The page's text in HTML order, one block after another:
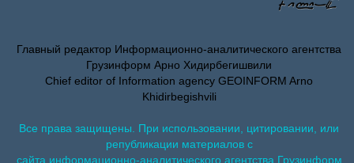
Главный редактор Информационно-аналитического агентства
Грузинформ Арно Хидирбегишвили
Chief editor of Information agency GEOINFORM Arno
Khidirbegishvili
Все права защищены. При использовании, цитировании, или
републикации материалов с
сайта информационно-аналитического агентства Грузинформ